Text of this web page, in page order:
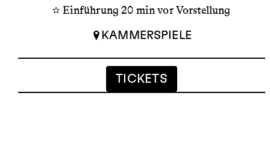
Einführung 20 min vor Vorstellung
KAMMERSPIELE
TICKETS